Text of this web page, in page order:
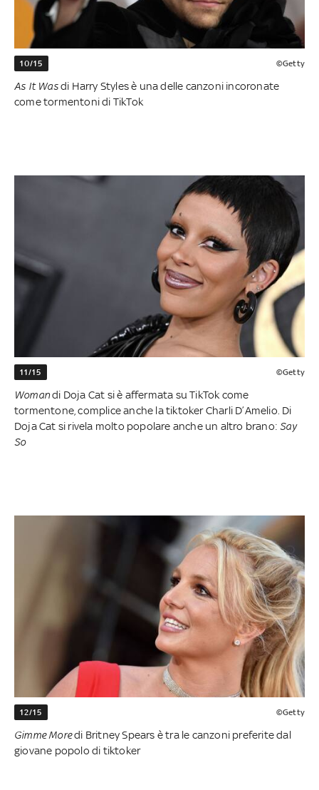
10/15 ©Getty
As It Wasdi Harry Styles è una delle canzoni incoronate
come tormentoni di TikTok
11/15 ©Getty
Womandi Doja Cat si è affermata su TikTok come
tormentone, complice anche la tiktoker Charli D’Amelio. Di
Doja Cat si rivela molto popolare anche un altro brano:Say
So
12/15 ©Getty
Gimme Moredi Britney Spears è tra le canzoni preferite dal
giovane popolo di tiktoker